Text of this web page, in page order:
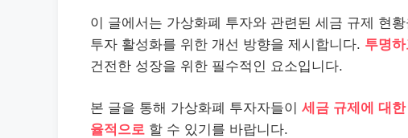
이 글에서는 가상화폐 투자와 관련된 세금 규제 현
투자 활성화를 위한 개선 방향을 제시합니다. 투명
건전한 성장을 위한 필수적인 요소입니다.
본 글을 통해 가상화폐 투자자들이 세금 규제에 대
율적으로 할 수 있기를 바랍니다.